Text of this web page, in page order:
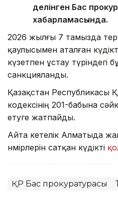
делінген Бас
хабарламасында.
2026 жылғы 7 тамызда
қаулысымен аталған
күзетпен ұстау түріндегі
санкцияланды.
Қазақстан Республикасы
кодексінің 201-бабына
етуге жатпайды.
Айта кетелік Алматыда
нөмірлерін сатқан күдікті
ҚР Бас прокуратурасы